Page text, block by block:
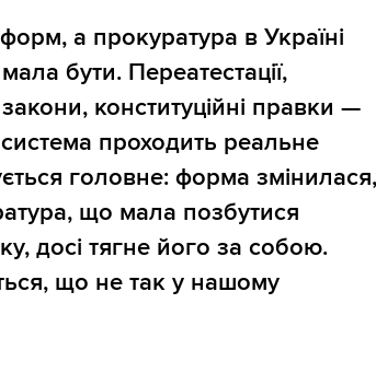
а прокуратура в Україні
бути. Переатестації,
конституційні правки —
проходить реальне
головне: форма змінилася,
що мала позбутися
досі тягне його за собою.
що не так у нашому